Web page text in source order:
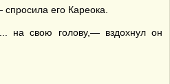
его Кареока.
на свою голову,— вздохнул он